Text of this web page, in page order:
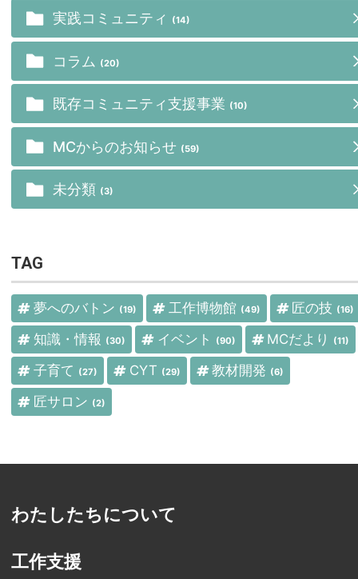
実践コミュニティ (14)
コラム (20)
既存コミュニティ支援事業 (10)
MCからのお知らせ (59)
未分類 (3)
TAG
夢へのバトン (19) 工作博物館 (49) 匠の技 (16)
知識・情報 (30) イベント (90) MCだより (11)
子育て (27) CYT (29) 教材開発 (6)
匠サロン (2)
わたしたちについて
工作支援